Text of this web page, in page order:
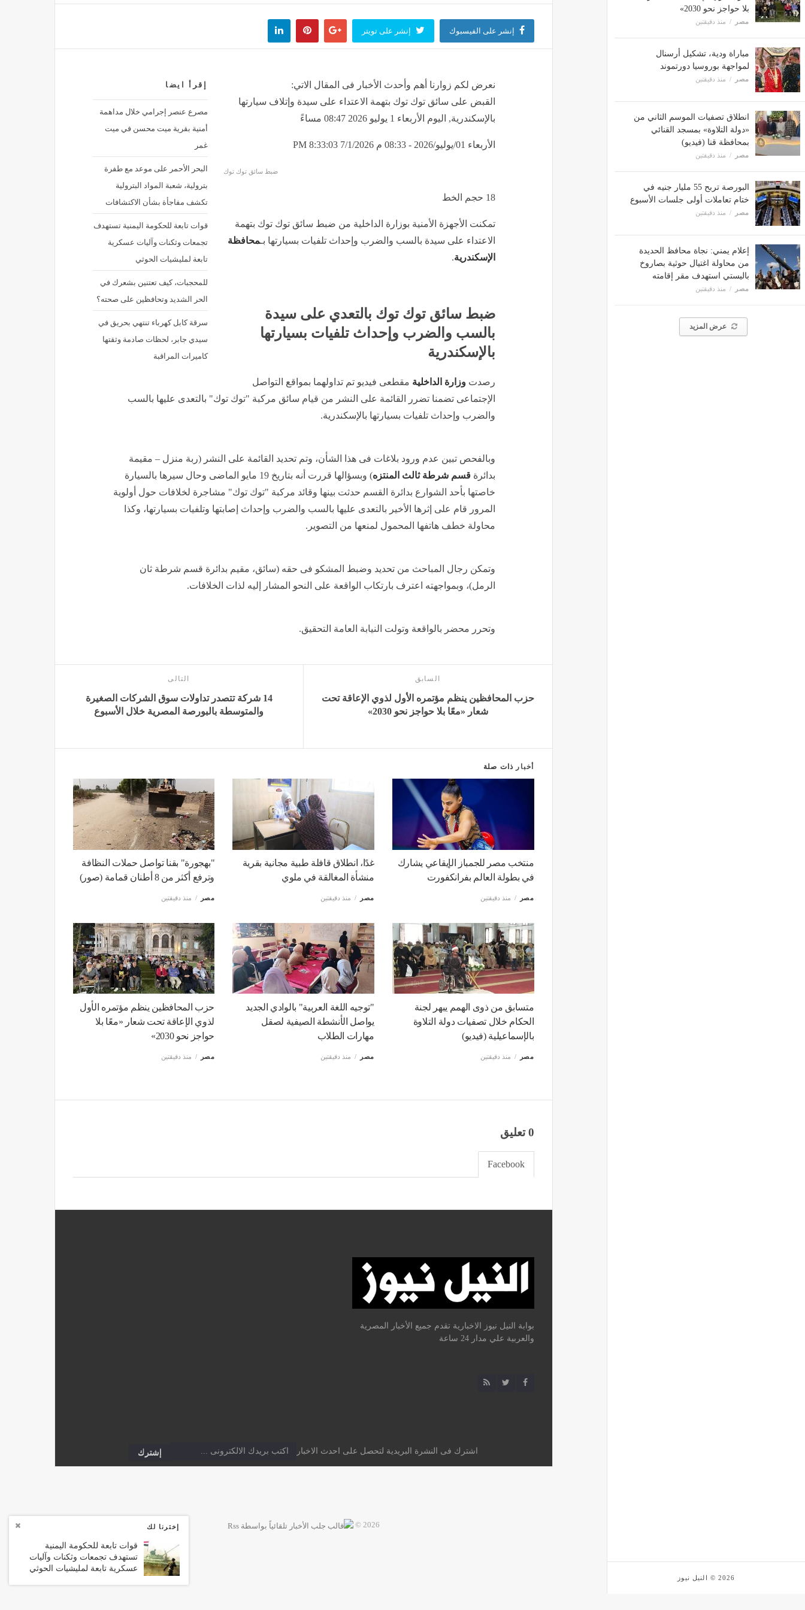
بلا حواجز نحو 2030»
مصر منذ دقيقتين
مباراة ودية، تشكيل أرسنال
لمواجهة بوروسيا دورتموند
مصر منذ دقيقتين
انطلاق تصفيات الموسم الثاني من
«دولة التلاوة» بمسجد القنائي
بمحافظة قنا (فيديو)
مصر منذ دقيقتين
البورصة تربح 55 مليار جنيه في
ختام تعاملات أولى جلسات الأسبوع
مصر منذ دقيقتين
إعلام يمني: نجاة محافظ الحديدة
من محاولة اغتيال حوثية بصاروخ
باليستي استهدف مقر إقامته
مصر منذ دقيقتين
عرض المزيد
2026 © النيل نيوز
إنشر على الفيسبوك إنشر على تويتر
إقرأ ايضا
مصرع عنصر إجرامي خلال مداهمة
أمنية بقرية ميت محسن في ميت
غمر
البحر الأحمر على موعد مع طفرة
بترولية، شعبة المواد البترولية
تكشف مفاجأة بشأن الاكتشافات
قوات تابعة للحكومة اليمنية تستهدف
تجمعات وثكنات وآليات عسكرية
تابعة لمليشيات الحوثي
للمحجبات، كيف تعتنين بشعرك في
الحر الشديد وتحافظين على صحته؟
سرقة كابل كهرباء تنتهي بحريق في
سيدي جابر، لحظات صادمة وثقتها
كاميرات المراقبة
نعرض لكم زوارنا أهم وأحدث الأخبار فى المقال الاتي:
القبض على سائق توك توك بتهمة الاعتداء على سيدة وإتلاف سيارتها
بالإسكندرية, اليوم الأربعاء 1 يوليو 2026 08:47 مساءً
الأربعاء 01/يوليو/2026 - 08:33 م 7/1/2026 8:33:03 PM
ضبط سائق توك توك
18 حجم الخط
تمكنت الأجهزة الأمنية بوزارة الداخلية من ضبط سائق توك توك بتهمة
الاعتداء على سيدة بالسب والضرب وإحداث تلفيات بسيارتها بـمحافظة
الإسكندرية.
ضبط سائق توك توك بالتعدي على سيدة
بالسب والضرب وإحداث تلفيات بسيارتها
بالإسكندرية
رصدتوزارة الداخلية مقطعى فيديو تم تداولهما بمواقع التواصل
الإجتماعى تضمنا تضرر القائمة على النشر من قيام سائق مركبة "توك توك" بالتعدى عليها بالسب
والضرب وإحداث تلفيات بسيارتها بالإسكندرية.
وبالفحص تبين عدم ورود بلاغات فى هذا الشأن، وتم تحديد القائمة على النشر (ربة منزل – مقيمة
بدائرةقسم شرطة ثالث المنتزه
) وبسؤالها قررت أنه بتاريخ 19 مايو الماضى وحال سيرها بالسيارة
خاصتها بأحد الشوارع بدائرة القسم حدثت بينها وقائد مركبة "توك توك" مشاجرة لخلافات حول أولوية
المرور قام على إثرها الأخير بالتعدى عليها بالسب والضرب وإحداث إصابتها وتلفيات بسيارتها، وكذا
محاولة خطف هاتفها المحمول لمنعها من التصوير.
وتمكن رجال المباحث من تحديد وضبط المشكو فى حقه (سائق، مقيم بدائرة قسم شرطة ثان
الرمل)، وبمواجهته اعترف بارتكاب الواقعة على النحو المشار إليه لذات الخلافات.
وتحرر محضر بالواقعة وتولت النيابة العامة التحقيق.
إخترنا لك
قوات تابعة للحكومة اليمنية
تستهدف تجمعات وثكنات وآليات
عسكرية تابعة لمليشيات الحوثي
السابق
حزب المحافظين ينظم مؤتمره الأول لذوي الإعاقة تحت
شعار «معًا بلا حواجز نحو 2030»
التالى
14 شركة تتصدر تداولات سوق الشركات الصغيرة
والمتوسطة بالبورصة المصرية خلال الأسبوع
أخبار ذات صلة
منتخب مصر للجمباز الإيقاعي يشارك
في بطولة العالم بفرانكفورت
مصر منذ دقيقتين
غدًا، انطلاق قافلة طبية مجانية بقرية
منشأة المغالقة في ملوي
مصر منذ دقيقتين
"بهجورة" بقنا تواصل حملات النظافة
وترفع أكثر من 8 أطنان قمامة (صور)
مصر منذ دقيقتين
متسابق من ذوى الهمم يبهر لجنة
الحكام خلال تصفيات دولة التلاوة
بالإسماعيلية (فيديو)
مصر منذ دقيقتين
"توجيه اللغة العربية" بالوادي الجديد
يواصل الأنشطة الصيفية لصقل
مهارات الطلاب
مصر منذ دقيقتين
حزب المحافظين ينظم مؤتمره الأول
لذوي الإعاقة تحت شعار «معًا بلا
حواجز نحو 2030»
مصر منذ دقيقتين
0 تعليق
Facebook
بوابة النيل نيوز الاخبارية تقدم جميع الأخبار المصرية
والعربية علي مدار 24 ساعة
اشترك فى النشرة البريدية لتحصل على احدث الاخبار
2026 ©